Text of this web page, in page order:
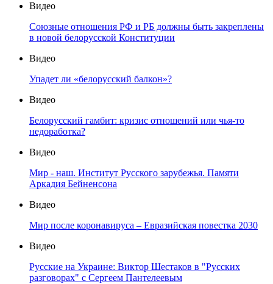
Видео
Союзные отношения РФ и РБ должны быть закреплены
в новой белорусской Конституции
Видео
Упадет ли «белорусский балкон»?
Видео
Белорусский гамбит: кризис отношений или чья-то
недоработка?
Видео
Мир - наш. Институт Русского зарубежья. Памяти
Аркадия Бейненсона
Видео
Мир после коронавируса – Евразийская повестка 2030
Видео
Русские на Украине: Виктор Шестаков в "Русских
разговорах" с Сергеем Пантелеевым